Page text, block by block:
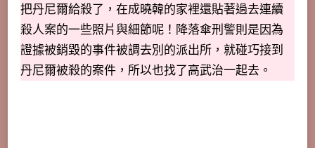
把丹尼爾給殺了，在成曉韓的家裡還貼著過去連續
殺人案的一些照片與細節呢！降落傘刑警則是因為
證據被銷毀的事件被調去別的派出所，就碰巧接到
丹尼爾被殺的案件，所以也找了高武治一起去。